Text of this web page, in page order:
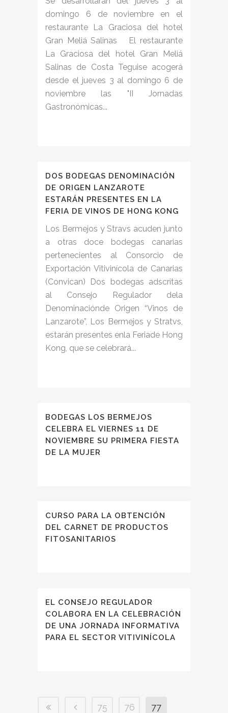
domingo 6 de noviembre en el
restaurante La Graciosa del hotel
Gran Meliá Salinas El restaurante
La Graciosa del hotel Gran Meliá
Salinas de Costa Teguise acogerá
desde el jueves 3 al domingo 6 de
noviembre las "II Jornadas
Gastronómicas...
DOS BODEGAS DENOMINACIÓN
DE ORIGEN LANZAROTE
ESTARÁN PRESENTES EN LA
FERIA DE VINOS DE HONG KONG
Los Bermejos y Stravs acuden junto
a otras doce bodegas canarias
pertenecientes al Consorcio de
Exportación Vitivinícola de Canarias
(Convican) Dos bodegas adscritas
al Consejo Regulador dela
Denominaciónde Origen “Vinos de
Lanzarote”, Los Bermejos y Stratvs,
estarán presentes enla Feriade Hong
Kong, que se celebrará...
BODEGAS LOS BERMEJOS
CELEBRA EL VIERNES 11 DE
NOVIEMBRE SU PRIMERA FIESTA
DE LA MUJER
CURSO PARA LA OBTENCIÓN
DEL CARNET DE PRODUCTOS
FITOSANITARIOS
EL CONSEJO REGULADOR
COLABORA EN LA CELEBRACIÓN
DE UNA JORNADA INFORMATIVA
PARA EL SECTOR VITIVINÍCOLA
75 76
77